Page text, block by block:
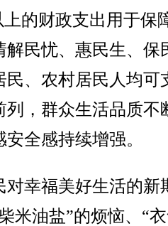
上的财政支出用于保
解民忧、惠民生、保
民、农村居民人均可
列，群众生活品质不
全感持续增强。
幸福美好生活的新
米油盐”的烦恼、“